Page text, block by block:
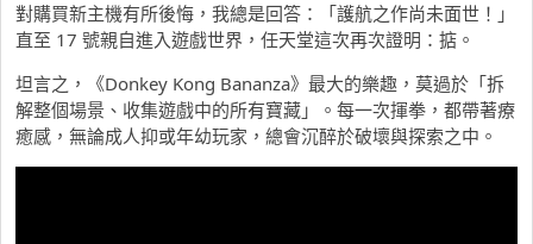
對購買新主機有所後悔，我總是回答：「護航之作尚未面世！」
直至 17 號親自進入遊戲世界，任天堂這次再次證明：掂。
坦言之，《Donkey Kong Bananza》最大的樂趣，莫過於「拆
解整個場景、收集遊戲中的所有寶藏」。每一次揮拳，都帶著療
癒感，無論成人抑或年幼玩家，總會沉醉於破壞與探索之中。